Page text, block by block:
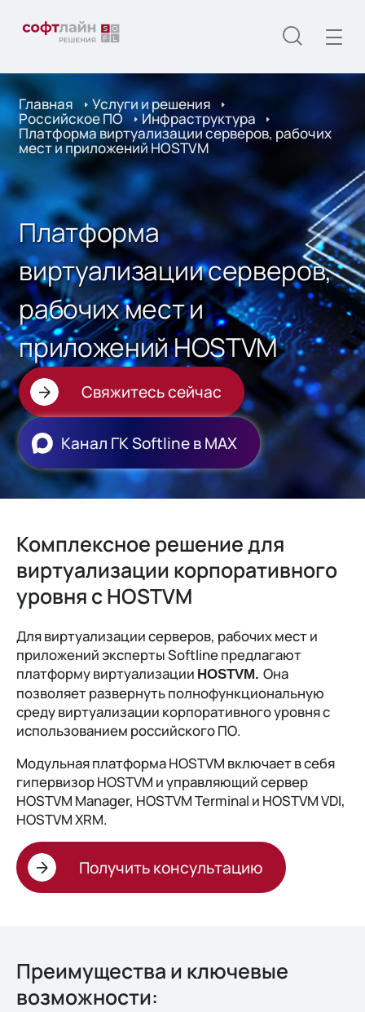
Главная Услуги и решения
Российское ПО Инфраструктура
Платформа виртуализации серверов, рабочих
мест и приложений HOSTVM
Платформа
виртуализации серверов,
рабочих мест и
приложений HOSTVM
Свяжитесь сейчас
Канал ГК Softline в МАХ
Комплексное решение для
виртуализации корпоративного
уровня с HOSTVM
Для виртуализации серверов, рабочих мест и
приложений эксперты Softline предлагают
платформу виртуализации HOSTVM. Она
позволяет развернуть полнофункциональную
среду виртуализации корпоративного уровня с
использованием российского ПО.
Модульная платформа HOSTVM включает в себя
гипервизор HOSTVM и управляющий сервер
HOSTVM Manager, HOSTVM Terminal и HOSTVM VDI,
HOSTVM XRM.
Получить консультацию
Преимущества и ключевые
возможности: